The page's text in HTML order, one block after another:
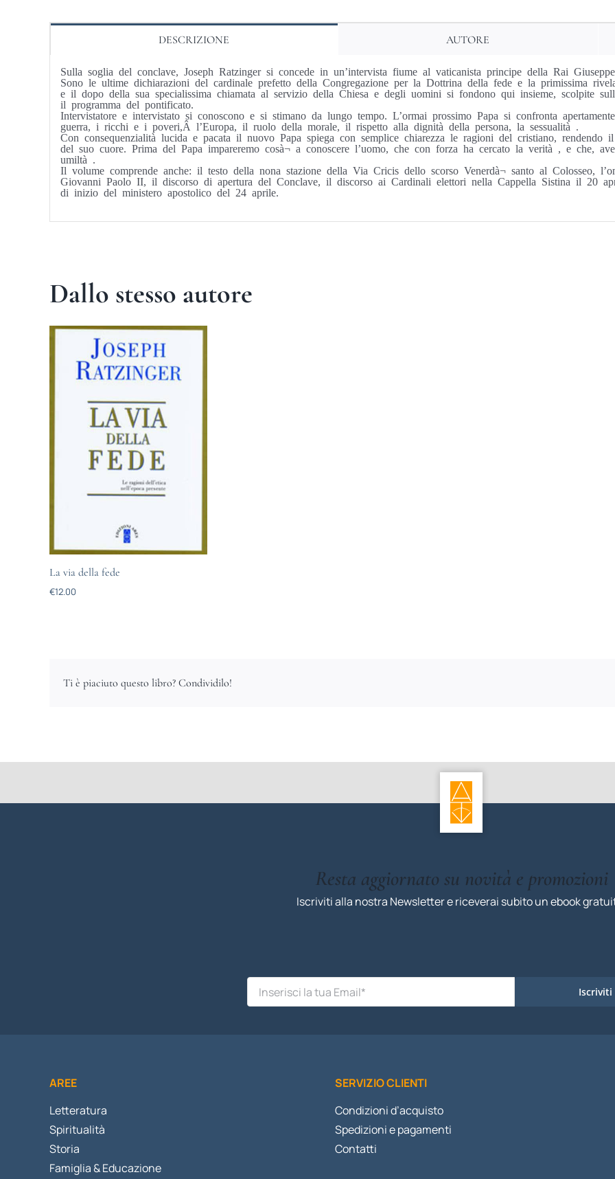
DESCRIZIONE AUTORE
Sulla soglia del conclave, Joseph Ratzinger si concede in un’intervista fiume al vaticanista principe della Rai
Sono le ultime dichiarazioni del cardinale prefetto della Congregazione per la Dottrina della fede e la primissima
e il dopo della sua specialissima chiamata al servizio della Chiesa e degli uomini si fondono qui insieme, scolpite
il programma del pontificato.
Intervistatore e intervistato si conoscono e si stimano da lungo tempo. L’ormai prossimo Papa si confronta
guerra, i ricchi e i poveri,Â l’Europa, il ruolo della morale, il rispetto alla dignità della persona, la sessualità .
Con consequenzialità lucida e pacata il nuovo Papa spiega con semplice chiarezza le ragioni del cristiano,
del suo cuore. Prima del Papa impareremo cosà¬ a conoscere l’uomo, che con forza ha cercato la verità , e che,
umiltà .
Il volume comprende anche: il testo della nona stazione della Via Cricis dello scorso Venerdà¬ santo al Colosseo,
Giovanni Paolo II, il discorso di apertura del Conclave, il discorso ai Cardinali elettori nella Cappella Sistina il 20
di inizio del ministero apostolico del 24 aprile.
Dallo stesso autore
La via della fede
€12.00
Ti è piaciuto questo libro? Condividilo!
Resta aggiornato su novità e promozioni
Iscriviti alla nostra Newsletter e riceverai subito un ebook
Iscriviti
AREE
Letteratura
Spiritualità
Storia
Famiglia & Educazione
SERVIZIO CLIENTI
Condizioni d’acquisto
Spedizioni e pagamenti
Contatti